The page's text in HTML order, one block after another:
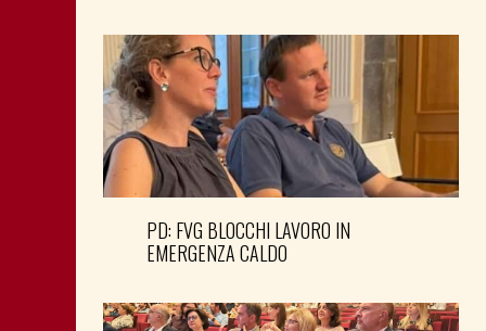
PD: FVG BLOCCHI LAVORO IN
EMERGENZA CALDO